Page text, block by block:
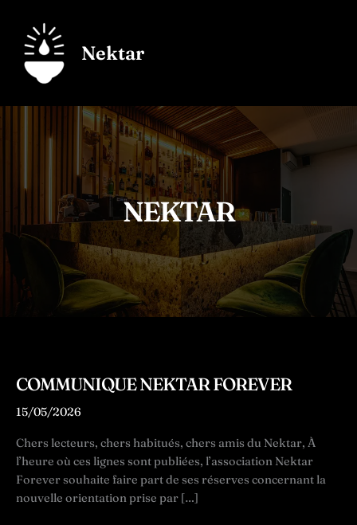
contenu
Nektar
NEKTAR
COMMUNIQUE NEKTAR FOREVER
15/05/2026
Chers lecteurs, chers habitués, chers amis du Nektar, À
l’heure où ces lignes sont publiées, l’association Nektar
Forever souhaite faire part de ses réserves concernant la
nouvelle orientation prise par […]